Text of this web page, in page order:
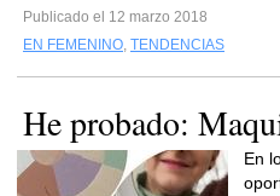
Publicado el 12 marzo 2018
EN FEMENINO, TENDENCIAS
He probado:
En